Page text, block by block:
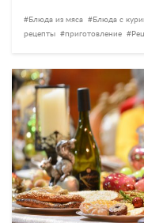
Блюда из мяса Блюда с
рецепты
приготовление